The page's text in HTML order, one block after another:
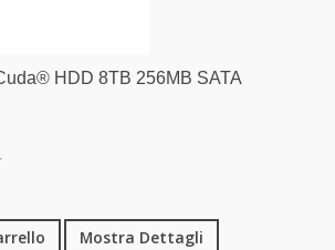
HDD 8TB 256MB SATA
Mostra Dettagli